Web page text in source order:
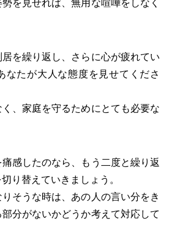
を見せれば、無用な喧嘩をしなく
を繰り返し、さらに心が疲れてい
なたが大人な態度を見せてくださ
、家庭を守るためにとても必要な
感したのなら、もう二度と繰り返
り替えていきましょう。
そうな時は、あの人の言い分をき
分がないかどうか考えて対応して